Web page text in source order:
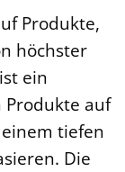
Produkte,
höchster
ein
auf
tiefen
Die